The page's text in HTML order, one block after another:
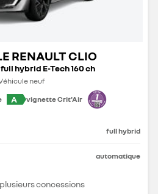
RENAULT CLIO
hybrid E-Tech 160 ch
neuf
A vignette Crit'Air
full hybrid
automatique
concessions